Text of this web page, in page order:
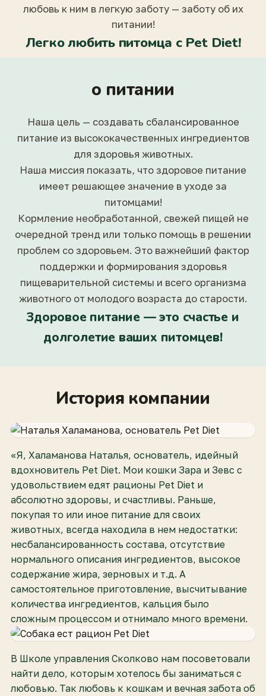
любовь к ним в легкую заботу — заботу об их
питании!
Легко любить питомца с Pet Diet!
о питании
Наша цель — создавать сбалансированное
питание из высококачественных ингредиентов
для здоровья животных.
Наша миссия показать, что здоровое питание
имеет решающее значение в уходе за
питомцами!
Кормление необработанной, свежей пищей не
очередной тренд или только помощь в решении
проблем со здоровьем. Это важнейший фактор
поддержки и формирования здоровья
пищеварительной системы и всего организма
животного от молодого возраста до старости.
Здоровое питание — это счастье и
долголетие ваших питомцев!
История компании
«Я, Халаманова Наталья, основатель, идейный
вдохновитель Pet Diet. Мои кошки Зара и Зевс с
удовольствием едят рационы Pet Diet и
абсолютно здоровы, и счастливы. Раньше,
покупая то или иное питание для своих
животных, всегда находила в нем недостатки:
несбалансированность состава, отсутствие
нормального описания ингредиентов, высокое
содержание жира, зерновых и т.д. А
самостоятельное приготовление, высчитывание
количества ингредиентов, кальция было
сложным процессом и отнимало много времени.
В Школе управления Сколково нам посоветовали
найти дело, которым хотелось бы заниматься с
любовью. Так любовь к кошкам и вечная забота об